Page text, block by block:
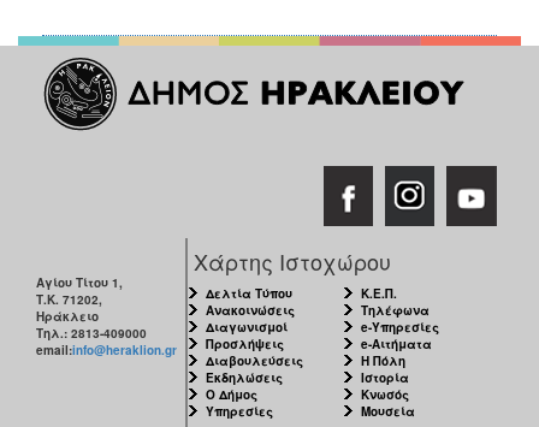
Αγίου Τίτου 1,
Τ.Κ. 71202,
Ηράκλειο
Τηλ.: 2813-409000
email:info@heraklion.gr
Χάρτης Ιστοχώρου
Δελτία Τύπου
Ανακοινώσεις
Διαγωνισμοί
Προσλήψεις
Διαβουλεύσεις
Εκδηλώσεις
Ο Δήμος
Υπηρεσίες
Κ.Ε.Π.
Τηλέφωνα
e-Υπηρεσίες
e-Αιτήματα
Η Πόλη
Ιστορία
Κνωσός
Μουσεία